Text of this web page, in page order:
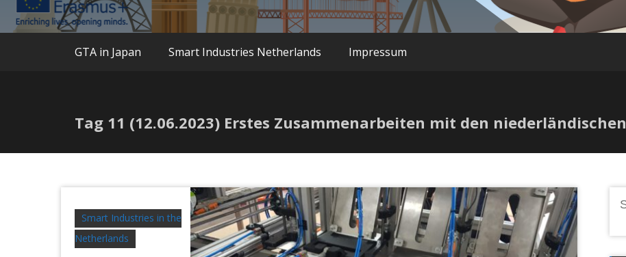
Siegen
GTA in Japan Smart Industries Netherlands Impressum
Tag 11 (12.06.2023) Erstes Zusammenarbeiten mit den
Smart Industries in the
Netherlands